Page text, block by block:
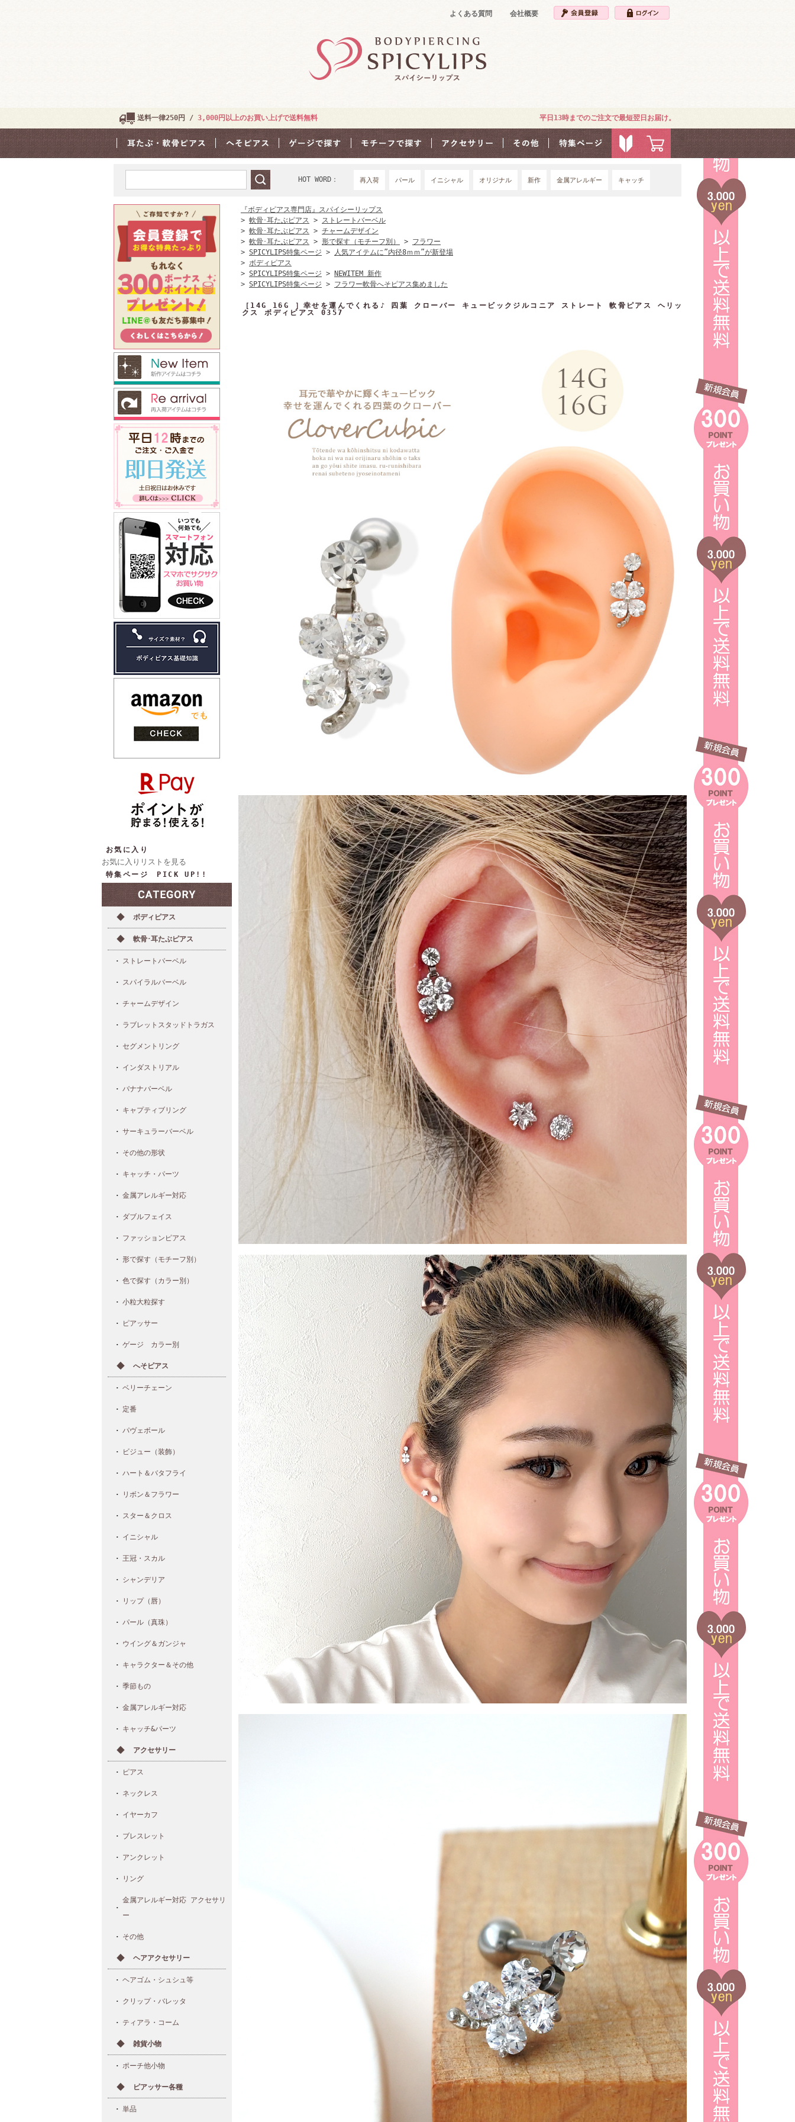
よくある質問 会社概要
送料一律250円 / 3,000円以上のお買い上げで送料無料 平日13時までのご注文で最短翌日お届け。
HOT WORD： 再入荷 パール イニシャル オリジナル 新作 金属アレルギー キャッチ
お気に入り
お気に入りリストを見る
特集ページ PICK UP!!
ボディピアス
軟骨･耳たぶピアス
ストレートバーベル
スパイラルバーベル
チャームデザイン
ラブレットスタッドトラガス
セグメントリング
インダストリアル
バナナバーベル
キャプティブリング
サーキュラーバーベル
その他の形状
キャッチ・パーツ
金属アレルギー対応
ダブルフェイス
ファッションピアス
形で探す（モチーフ別）
色で探す（カラー別）
小粒大粒探す
ピアッサー
ゲージ カラー別
へそピアス
ベリーチェーン
定番
パヴェボール
ビジュー（装飾）
ハート＆バタフライ
リボン＆フラワー
スター＆クロス
イニシャル
王冠・スカル
シャンデリア
リップ（唇）
パール（真珠）
ウイング＆ガンジャ
キャラクター＆その他
季節もの
金属アレルギー対応
キャッチ&パーツ
アクセサリー
ピアス
ネックレス
イヤーカフ
ブレスレット
アンクレット
リング
金属アレルギー対応 アクセサリ
ー
その他
ヘアアクセサリー
ヘアゴム・シュシュ等
クリップ・バレッタ
ティアラ・コーム
雑貨小物
ポーチ他小物
ピアッサー各種
単品
『ボディピアス専門店』スパイシーリップス
> 軟骨･耳たぶピアス > ストレートバーベル
> 軟骨･耳たぶピアス > チャームデザイン
> 軟骨･耳たぶピアス > 形で探す（モチーフ別） > フラワー
> SPICYLIPS特集ページ >
人気アイテムに”内径8ｍｍ”が新登場
> ボディピアス
> SPICYLIPS特集ページ >
NEWITEM 新作
> SPICYLIPS特集ページ > フラワー軟骨へそピアス集めました
［14G 16G ］幸せを運んでくれる♪ 四葉 クローバー キュービックジルコニア ストレート 軟骨ピアス ヘリッ
クス ボディピアス 0357